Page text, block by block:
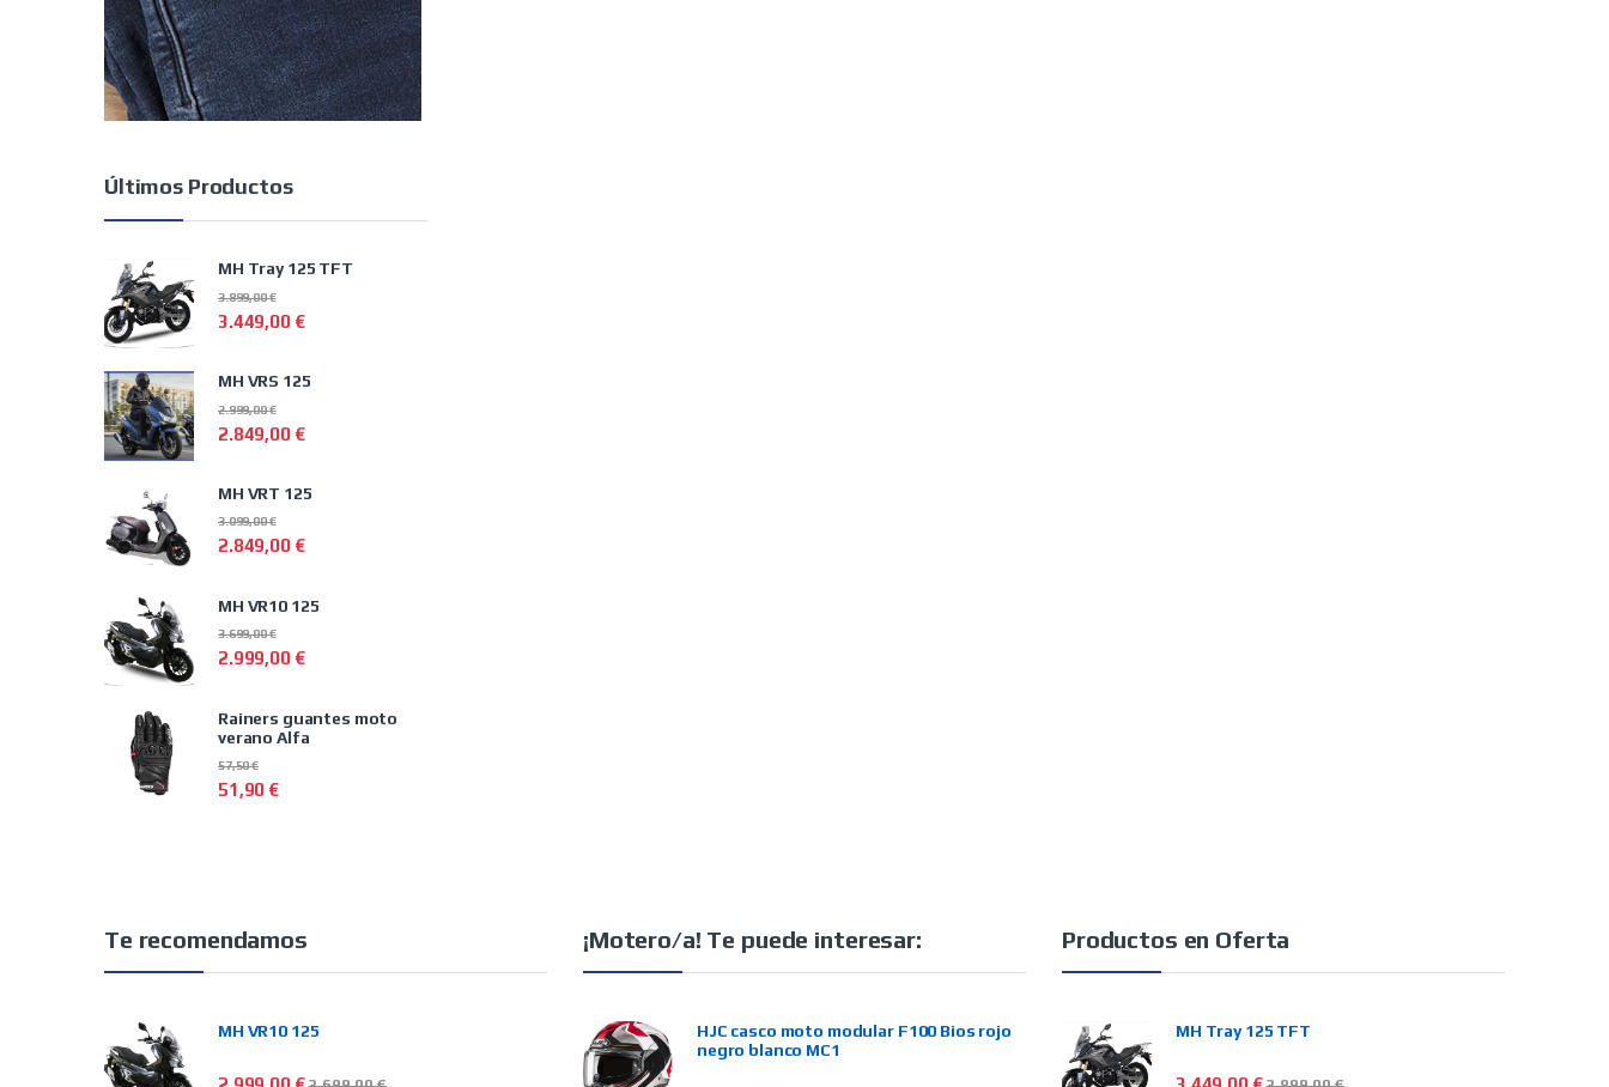
Últimos Productos
MH Tray 125 TFT
3.449,00 €
3.899,00€
MH VRS 125
2.849,00 €
2.999,00€
MH VRT 125
2.849,00 €
3.099,00€
MH VR10 125
2.999,00 €
3.699,00€
Rainers guantes moto
verano Alfa
51,90 €
57,50€
Te recomendamos
MH VR10 125
¡Motero/a! Te puede interesar:
HJC casco moto modular F100 Bios rojo
negro blanco MC1
Productos en Oferta
MH Tray 125 TFT